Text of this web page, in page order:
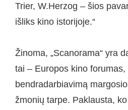
Trier, W.Herzog – šios
išliks kino istorijoje.“
Žinoma, „Scanorama“ yra
tai – Europos kino
bendradarbiavimą
žmonių tarpe. Paklausta,